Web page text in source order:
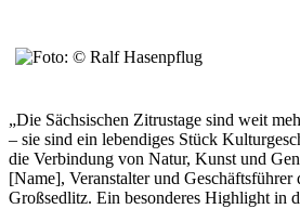
„Die Sächsischen Zitrustage sind weit
– sie sind ein lebendiges Stück
die Verbindung von Natur, Kunst und
[Name], Veranstalter und Geschäftsführer
Großsedlitz. Ein besonderes Highlight in